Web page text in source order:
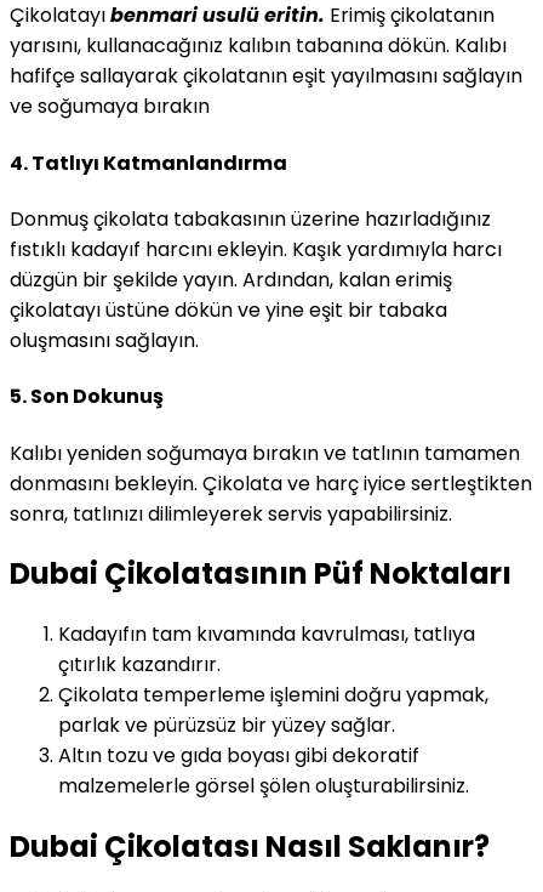
Çikolatayıbenmari usulü eritin. Erimiş çikolatanın
yarısını, kullanacağınız kalıbın tabanına dökün. Kalıbı
hafifçe sallayarak çikolatanın eşit yayılmasını sağlayın
ve soğumaya bırakın
4.Tatlıyı Katmanlandırma
Donmuş çikolata tabakasının üzerine hazırladığınız
fıstıklı kadayıf harcını ekleyin. Kaşık yardımıyla harcı
düzgün bir şekilde yayın. Ardından, kalan erimiş
çikolatayı üstüne dökün ve yine eşit bir tabaka
oluşmasını sağlayın.
5.Son Dokunuş
Kalıbı yeniden soğumaya bırakın ve tatlının tamamen
donmasını bekleyin. Çikolata ve harç iyice sertleştikten
sonra, tatlınızı dilimleyerek servis yapabilirsiniz.
Dubai Çikolatasının Püf Noktaları
Kadayıfın tam kıvamında kavrulması, tatlıya
çıtırlık kazandırır.
Çikolata temperleme işlemini doğru yapmak,
parlak ve pürüzsüz bir yüzey sağlar.
Altın tozu ve gıda boyası gibi dekoratif
malzemelerle görsel şölen oluşturabilirsiniz.
Dubai Çikolatası Nasıl Saklanır?